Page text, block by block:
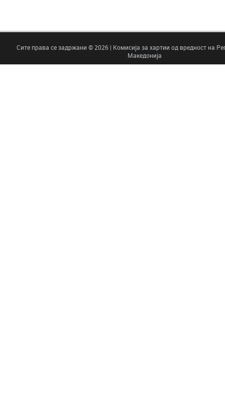
Сите права се задржани © 2026 | Комисија за хартии од вредност на
Македонија